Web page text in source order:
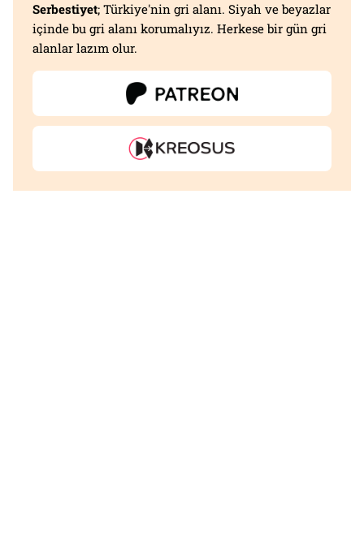
Serbestiyet; Türkiye'nin gri alanı. Siyah ve beyazlar
içinde bu gri alanı korumalıyız. Herkese bir gün gri
alanlar lazım olur.